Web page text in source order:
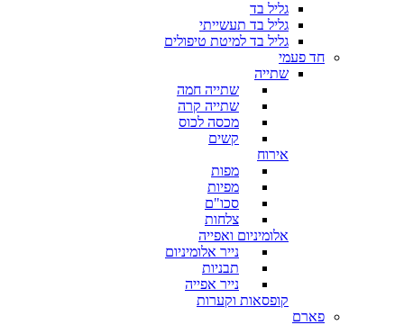
גליל בד
גליל בד תעשייתי
גליל בד למיטת טיפולים
חד פעמי
שתייה
שתייה חמה
שתייה קרה
מכסה לכוס
קשים
אירוח
מפות
מפיות
סכו"ם
צלחות
אלומיניום ואפייה
נייר אלומיניום
תבניות
נייר אפייה
קופסאות וקערות
פארם